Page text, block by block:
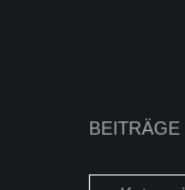
Beiträge